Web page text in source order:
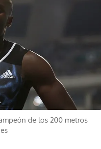
de los 200 metros